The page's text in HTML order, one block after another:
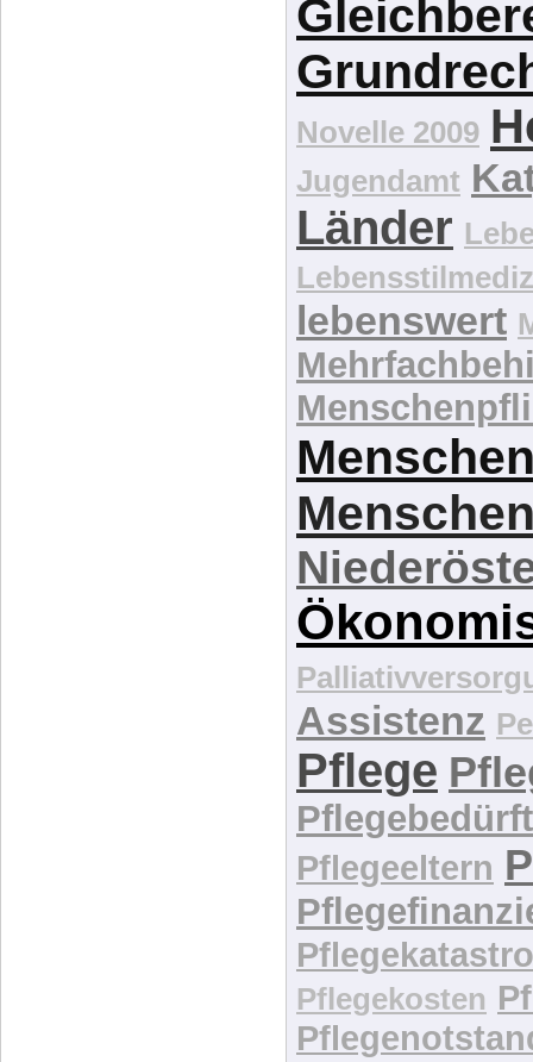
Novelle 2009
Jugendamt
Länder
lebenswert
Assistenz
Pflege
Pflegeeltern